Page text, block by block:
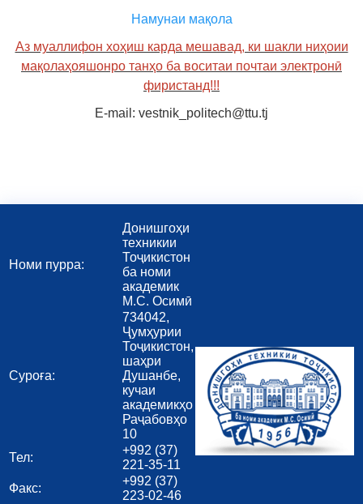
Намунаи мақола
Аз муаллифон хоҳиш карда мешавад, ки шакли ниҳоии
мақолаҳояшонро танҳо ба воситаи почтаи электронӣ
фиристанд!!!
E-mail: vestnik_politech@ttu.tj
Номи пурра:
Донишгоҳи
техникии
Тоҷикистон
ба номи
академик
М.С. Осимӣ
Суроға:
734042,
Ҷумҳурии
Тоҷикистон,
шаҳри
Душанбе,
кучаи
академикҳо
Раҷабовҳо
10
Тел:
+992 (37)
221-35-11
Факс:
+992 (37)
223-02-46